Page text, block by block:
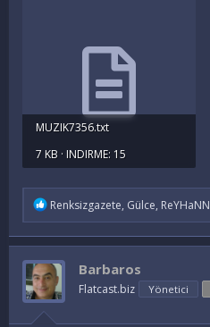
MUZIK7356.txt
7 KB · INDIRME: 15
İ
f
a
d
e
l
e
r
:
Renksizgazete, Gülce, ReYHaNN
Barbaros
Flatcast.biz Yönetici